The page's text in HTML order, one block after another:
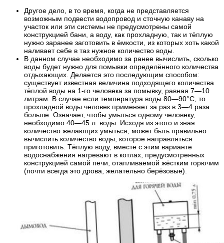
Другое дело, в то время, когда не представляется
возможным подвести водопровод и сточную канаву на
участок или эти системы не предусмотрены самой
конструкцией бани, а воду, как прохладную, так и тёплую
нужно заранее заготовить в ёмкости, из которых хоть какой
наливает себе в таз нужное количество воды.
В данном случае необходимо за ранее вычислить, сколько
воды будет нужно для помывки определённого количества
отдыхающих. Делается это последующим способом:
существует известная величина подходящего количества
тёплой воды на 1-го человека за помывку, равная 7—10
литрам. В случае если температура воды 80—90°С, то
прохладной воды человек применяет за раз в 3—4 раза
больше. Означает, чтобы умыться одному человеку,
необходимо 40—45 л. воды. Исходя из этого и зная
количество желающих умыться, может быть правильно
вычислить количество воды, которое направляться
приготовить. Тёплую воду, вместе с этим варианте
водоснабжения нагревают в котлах, предусмотренных
конструкцией самой печи, отапливаемой жёстким горючим
(почти всегда это дрова, желательно берёзовые).